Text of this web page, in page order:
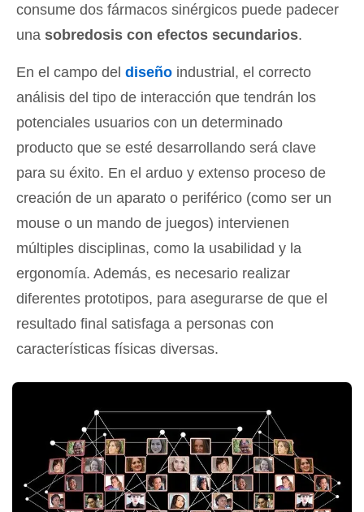
consume dos fármacos sinérgicos puede padecer
una sobredosis con efectos secundarios.
En el campo del diseño industrial, el correcto
análisis del tipo de interacción que tendrán los
potenciales usuarios con un determinado
producto que se esté desarrollando será clave
para su éxito. En el arduo y extenso proceso de
creación de un aparato o periférico (como ser un
mouse o un mando de juegos) intervienen
múltiples disciplinas, como la usabilidad y la
ergonomía. Además, es necesario realizar
diferentes prototipos, para asegurarse de que el
resultado final satisfaga a personas con
características físicas diversas.